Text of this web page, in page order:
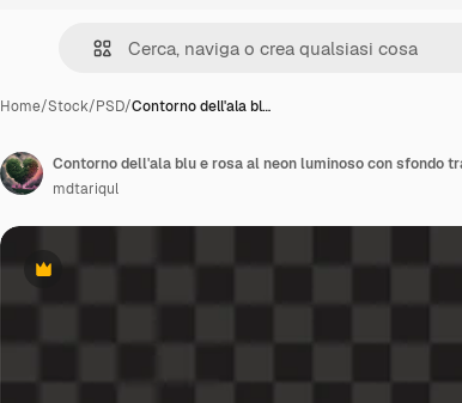
Home/Stock/PSD/Contorno dell'ala bl…
Premium
mdtariqul